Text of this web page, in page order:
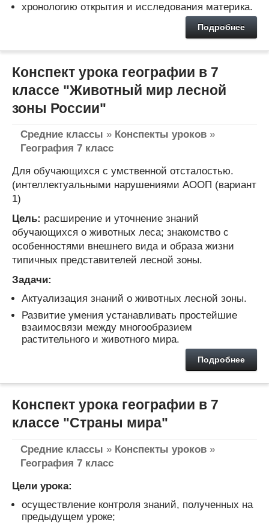
хронологию открытия и исследования материка.
Подробнее
Конспект урока географии в 7
классе "Животный мир лесной
зоны России"
Средние классы » Конспекты уроков »
География 7 класс
Для обучающихся с умственной отсталостью.
(интеллектуальными нарушениями АООП (вариант
1)
Цель: расширение и уточнение знаний
обучающихся о животных леса; знакомство с
особенностями внешнего вида и образа жизни
типичных представителей лесной зоны.
Задачи:
Актуализация знаний о животных лесной зоны.
Развитие умения устанавливать простейшие
взаимосвязи между многообразием
растительного и животного мира.
Подробнее
Конспект урока географии в 7
классе "Страны мира"
Средние классы » Конспекты уроков »
География 7 класс
Цели урока:
осуществление контроля знаний, полученных на
предыдущем уроке;